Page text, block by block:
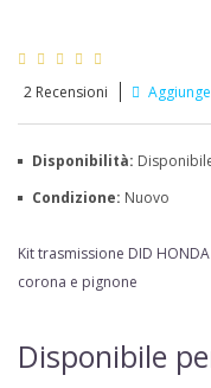
2 Recensioni
Disponibilità:
Condizione: Nuovo
Kit trasmissione DID HONDA
corona e pignone
Disponibile